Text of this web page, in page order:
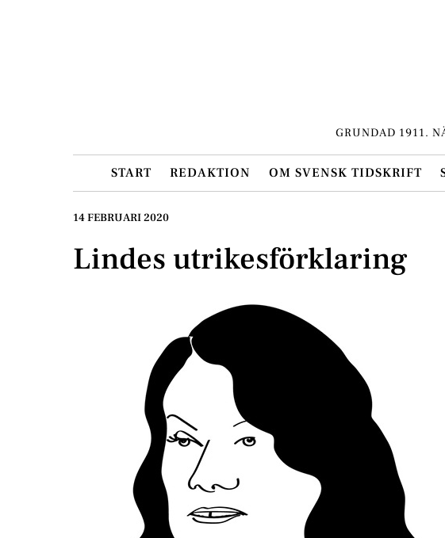
GRUNDAD 1911.
START REDAKTION OM SVENSK TIDSKRIFT
14 FEBRUARI 2020
Lindes utrikesförklaring